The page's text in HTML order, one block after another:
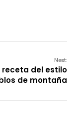
Next:
receta del estilo
de montaña